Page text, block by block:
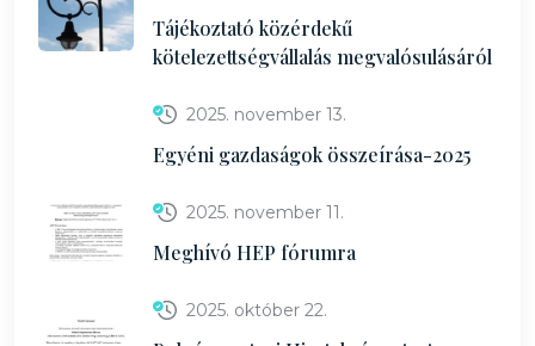
Tájékoztató közérdekű
kötelezettségvállalás megvalósulásáról
2025. november 13.
Egyéni gazdaságok összeírása-2025
2025. november 11.
Meghívó HEP fórumra
2025. október 22.